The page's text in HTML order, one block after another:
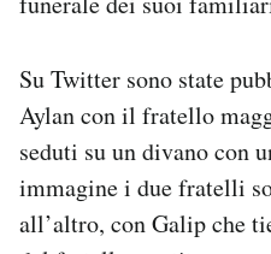
Su Twitter sono state
Aylan con il fratello
seduti su un divano con
immagine i due fratelli
all’altro, con Galip che